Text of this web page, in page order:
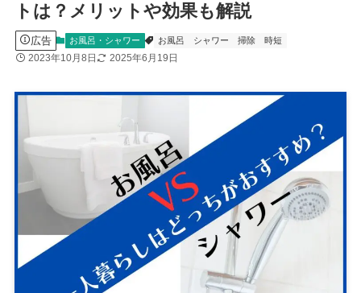
トは？メリットや効果も解説
広告 お風呂・シャワー お風呂 シャワー 掃除 時短
2023年10月8日 2025年6月19日